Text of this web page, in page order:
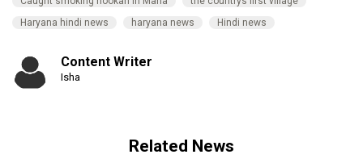
Haryana hindi news
haryana news Hindi news
Content Writer
Isha
Related News